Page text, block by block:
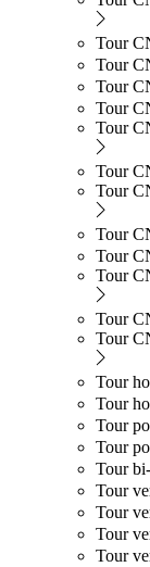
Tour
Tour
Tour
Tour
Tour
Tour
Tour
Tour
Tour
Tour
Tour
Tour
Tour
Tour
Tour
Tour
Tour
Tour
Tour
Tour
Tour